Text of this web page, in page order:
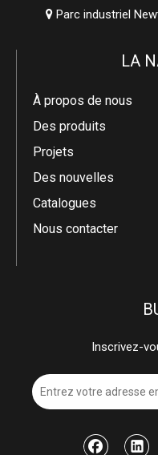
 Parc industriel
LA
À propos de nous
Des produits
Projets
Des nouvelles
Catalogues
Nous contacter
Inscrivez-